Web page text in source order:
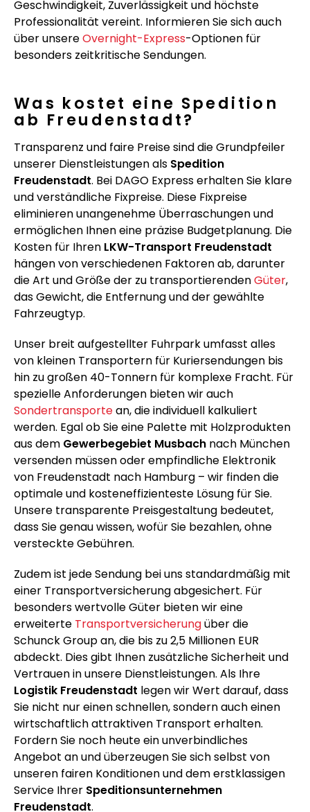
Geschwindigkeit, Zuverlässigkeit und höchste
Professionalität vereint. Informieren Sie sich auch
über unsereOvernight-Express-Optionen für
besonders zeitkritische Sendungen.
Was kostet eine Spedition
ab Freudenstadt?
Transparenz und faire Preise sind die Grundpfeiler
unserer Dienstleistungen als Spedition
Freudenstadt. Bei DAGO Express erhalten Sie klare
und verständliche Fixpreise. Diese Fixpreise
eliminieren unangenehme Überraschungen und
ermöglichen Ihnen eine präzise Budgetplanung. Die
Kosten für Ihren LKW-Transport Freudenstadt
hängen von verschiedenen Faktoren ab, darunter
die Art und Größe der zu transportierendenGüter,
das Gewicht, die Entfernung und der gewählte
Fahrzeugtyp.
Unser breit aufgestellter Fuhrpark umfasst alles
von kleinen Transportern für Kuriersendungen bis
hin zu großen 40-Tonnern für komplexe Fracht. Für
spezielle Anforderungen bieten wir auch
Sondertransportean, die individuell kalkuliert
werden. Egal ob Sie eine Palette mit Holzprodukten
aus dem Gewerbegebiet Musbach nach München
versenden müssen oder empfindliche Elektronik
von Freudenstadt nach Hamburg – wir finden die
optimale und kosteneffizienteste Lösung für Sie.
Unsere transparente Preisgestaltung bedeutet,
dass Sie genau wissen, wofür Sie bezahlen, ohne
versteckte Gebühren.
Zudem ist jede Sendung bei uns standardmäßig mit
einer Transportversicherung abgesichert. Für
besonders wertvolle Güter bieten wir eine
erweiterte Transportversicherungüber die
Schunck Group an, die bis zu 2,5 Millionen EUR
abdeckt. Dies gibt Ihnen zusätzliche Sicherheit und
Vertrauen in unsere Dienstleistungen. Als Ihre
Logistik Freudenstadt legen wir Wert darauf, dass
Sie nicht nur einen schnellen, sondern auch einen
wirtschaftlich attraktiven Transport erhalten.
Fordern Sie noch heute ein unverbindliches
Angebot an und überzeugen Sie sich selbst von
unseren fairen Konditionen und dem erstklassigen
Service Ihrer Speditionsunternehmen
Freudenstadt.